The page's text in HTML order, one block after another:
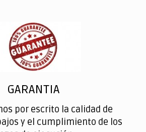
GARANTIA
por escrito la calidad de
y el cumplimiento de los